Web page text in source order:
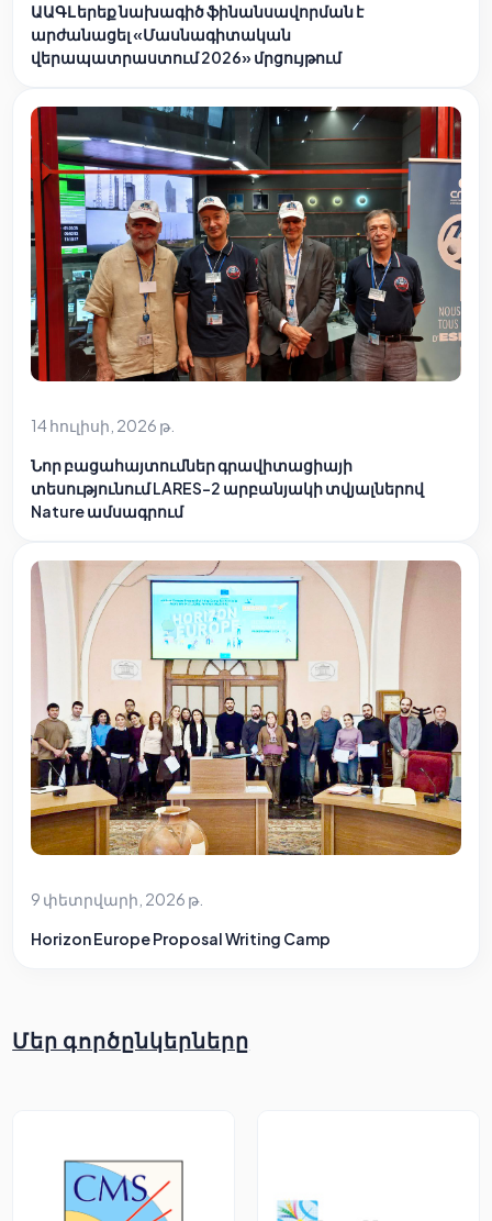
ԱԱԳԼ երեք նախագիծ ֆինանսավորման է
արժանացել «Մասնագիտական
վերապատրաստում 2026» մրցույթում
14 հուլիսի, 2026 թ.
Նոր բացահայտումներ գրավիտացիայի
տեսությունում LARES-2 արբանյակի տվյալներով
Nature ամսագրում
9 փետրվարի, 2026 թ.
Horizon Europe Proposal Writing Camp
Մեր գործընկերները